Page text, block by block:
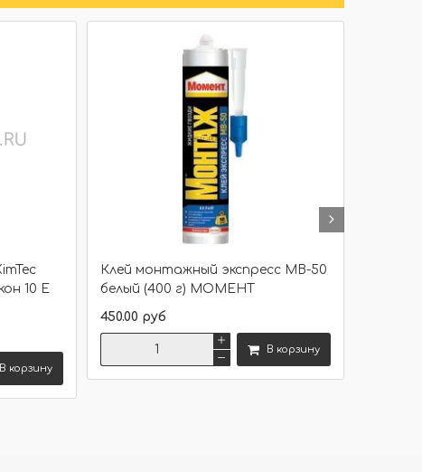
10 Е
В корзину
Клей монтажный экспресс МВ-50
белый (400 г) МОМЕНТ
450.00 руб
В корзину